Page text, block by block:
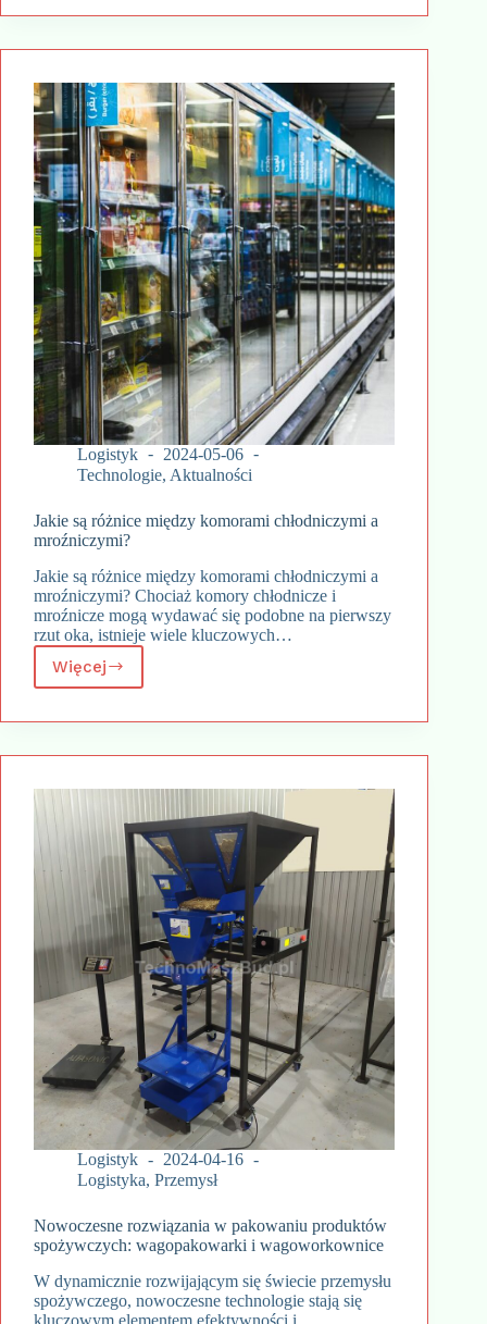
praktyki
izolacji
fundamentów
Logistyk
2024-05-06
Technologie, Aktualności
Jakie są różnice między komorami chłodniczymi a
mroźniczymi?
Jakie są różnice między komorami chłodniczymi a
mroźniczymi? Chociaż komory chłodnicze i
mroźnicze mogą wydawać się podobne na pierwszy
rzut oka, istnieje wiele kluczowych…
WięcejJakie
są
komorami
a
mroźniczymi?
Logistyk
2024-04-16
Logistyka, Przemysł
Nowoczesne rozwiązania w pakowaniu produktów
spożywczych: wagopakowarki i wagoworkownice
W dynamicznie rozwijającym się świecie przemysłu
spożywczego, nowoczesne technologie stają się
kluczowym elementem efektywności i